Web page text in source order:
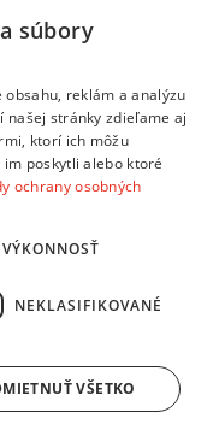
alebo napíš vlastné
názor s ostatnými
súbory
reklám a analýzu
našej stránky zdieľame aj
ktorí ich môžu
poskytli alebo ktoré
ochrany osobných
VÝKONNOSŤ
NEKLASIFIKOVANÉ
VŠETKO